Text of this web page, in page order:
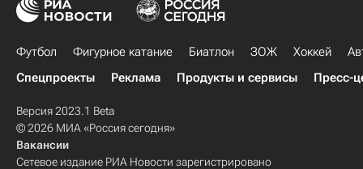
Футбол Фигурное катание Биатлон ЗОЖ Хоккей
Спецпроекты
Реклама Продукты и сервисы Пресс-
Версия 2023.1 Beta
© 2026 МИА «Россия сегодня»
Вакансии
Сетевое издание РИА Новости зарегистрировано